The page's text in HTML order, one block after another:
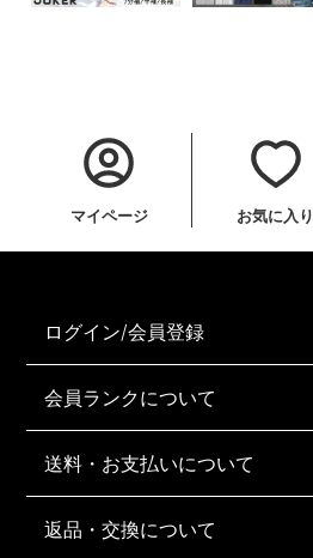
マイページ お気に入り
ログイン/会員登録
会員ランクについて
送料・お支払いについて
返品・交換について